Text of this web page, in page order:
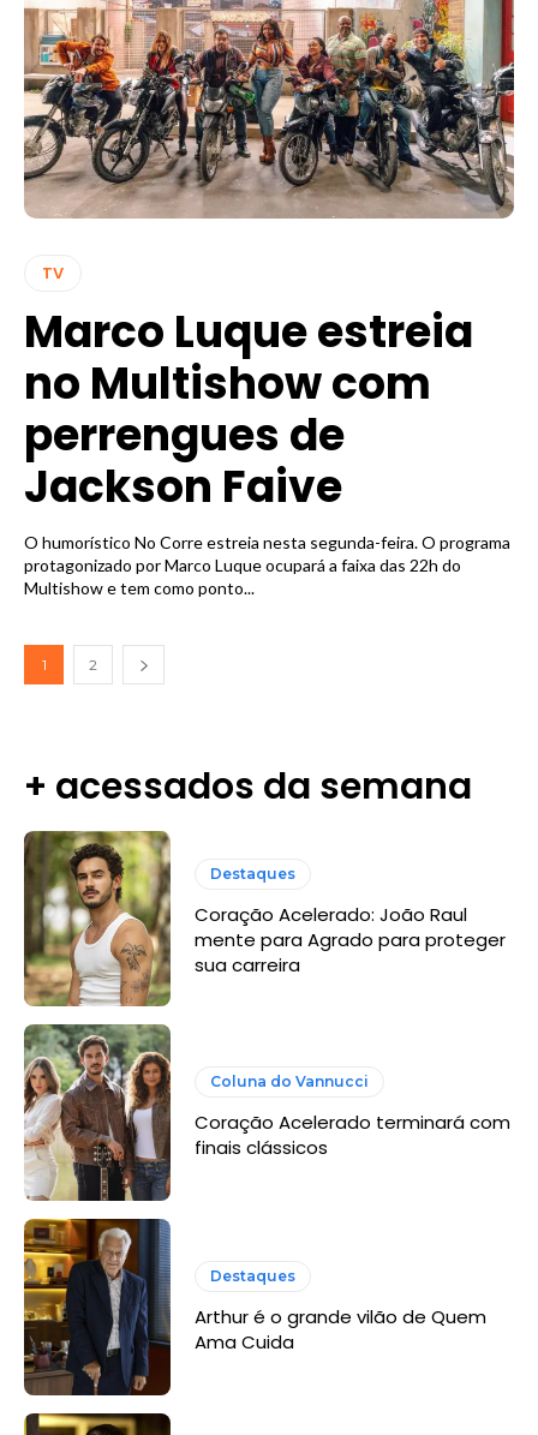
TV
Marco Luque estreia
no Multishow com
perrengues de
Jackson Faive
O humorístico No Corre estreia nesta segunda-feira. O programa
protagonizado por Marco Luque ocupará a faixa das 22h do
Multishow e tem como ponto...
1 2
+ acessados da semana
Destaques
Coração Acelerado: João Raul
mente para Agrado para proteger
sua carreira
Coluna do Vannucci
Coração Acelerado terminará com
finais clássicos
Destaques
Arthur é o grande vilão de Quem
Ama Cuida